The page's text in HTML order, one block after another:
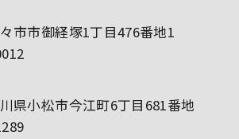
市市御経塚1丁目476番地1
県小松市今江町6丁目681番地